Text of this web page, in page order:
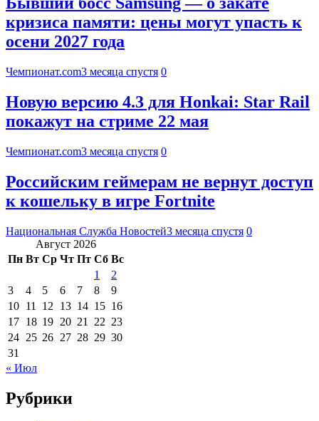
кризиса памяти: цены могут упасть к
осени 2027 года
Чемпионат.com3 месяца спустя 0
Новую версию 4.3 для Honkai: Star Rail
покажут на стриме 22 мая
Чемпионат.com3 месяца спустя 0
Российским геймерам не вернут доступ
к кошельку в игре Fortnite
Национальная Служба Новостей3 месяца спустя 0
Август 2026
Пн Вт Ср Чт Пт Сб Вс
1
2
3
4 5 6 7 8
9
10 11 12 13 14 15 16
17 18 19 20 21 22 23
24 25 26 27 28 29 30
31
« Июл
Рубрики